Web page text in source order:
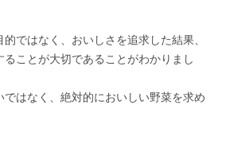
ではなく、おいしさを追求した結果、
ことが大切であることがわかりまし
ではなく、絶対的においしい野菜を求め